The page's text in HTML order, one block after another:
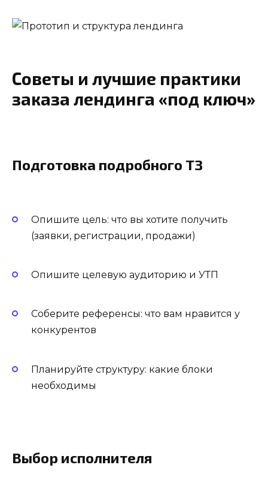
Советы и лучшие практики
заказа лендинга «под ключ»
Подготовка подробного ТЗ
Опишите цель: что вы хотите получить
(заявки, регистрации, продажи)
Опишите целевую аудиторию и УТП
Соберите референсы: что вам нравится у
конкурентов
Планируйте структуру: какие блоки
необходимы
Выбор исполнителя